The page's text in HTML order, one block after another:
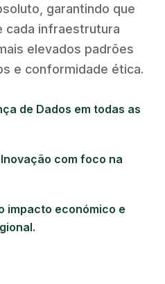
garantindo que
cada infraestrutura
elevados padrões
e conformidade ética.
de Dados em todas as
com foco na
impacto económico e